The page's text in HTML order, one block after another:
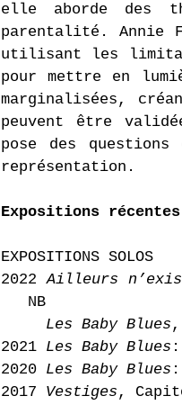
elle aborde des
parentalité. Annie
utilisant les
pour mettre en
marginalisées,
peuvent être
pose des
représentation.
Expositions récentes
EXPOSITIONS SOLOS
2022Ailleurs
NB
Les Baby Blues ,
2021 Les Baby Blues
2020 Les Baby Blues
2017 Vestiges ,